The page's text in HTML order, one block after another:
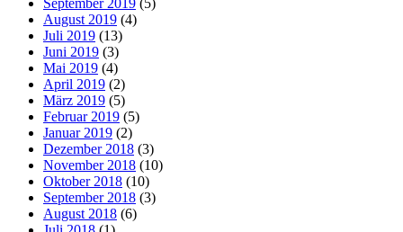
September 2019 (5)
August 2019 (4)
Juli 2019 (13)
Juni 2019 (3)
Mai 2019 (4)
April 2019 (2)
März 2019 (5)
Februar 2019 (5)
Januar 2019 (2)
Dezember 2018 (3)
November 2018 (10)
Oktober 2018 (10)
September 2018 (3)
August 2018 (6)